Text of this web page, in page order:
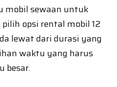
mobil sewaan untuk
opsi rental mobil 12
lewat dari durasi yang
waktu yang harus
besar.